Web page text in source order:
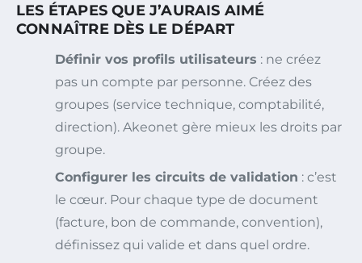
LES ÉTAPES QUE J’AURAIS AIMÉ
CONNAÎTRE DÈS LE DÉPART
Définir vos profils utilisateurs : ne créez
pas un compte par personne. Créez des
groupes (service technique, comptabilité,
direction). Akeonet gère mieux les droits par
groupe.
Configurer les circuits de validation : c’est
le cœur. Pour chaque type de document
(facture, bon de commande, convention),
définissez qui valide et dans quel ordre.